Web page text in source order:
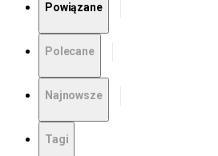
Powiązane
Polecane
Najnowsze
Tagi